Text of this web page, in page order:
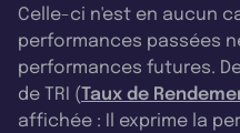
Celle-ci n'est en aucun
performances passées
performances futures.
de TRI (Taux de
affichée : Il exprime la